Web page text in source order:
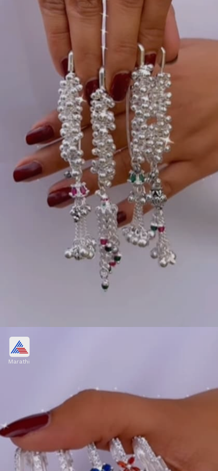
आणि मॉडर्न अशा दोन्ही लूकसाठी परफेक्ट आहेत.
Image credits: Instagram
सिल्व्हर साडी पिनचं हे डिझाइन खूप रॉयल आणि हेवी लूक देतं.
आहे. यामुळे साडी अधिक ग्रेसफुल दिसते.
Image credits: Instagram
Marathi